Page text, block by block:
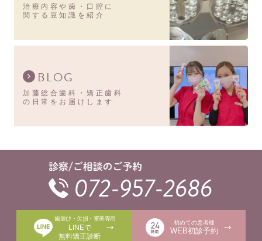
治療内容や歯・口腔に
関する豆知識を紹介
BLOG
加藤総合歯科・矯正歯科
の日常をお届けします
072-957-2686
歯並び・欠損・審美専用
LINEで
無料矯正診断
初めての患者様
WEB初診予約